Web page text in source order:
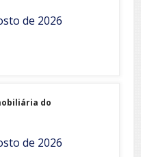
de 2026
do
de 2026